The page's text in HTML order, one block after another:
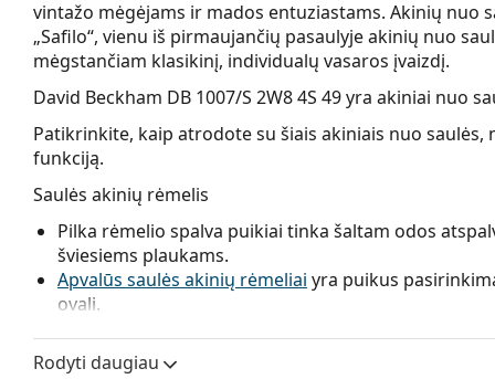
vintažo mėgėjams ir mados entuziastams. Akinių nuo
„Safilo“, vienu iš pirmaujančių pasaulyje akinių nuo
mėgstančiam klasikinį, individualų vasaros įvaizdį.
David Beckham DB 1007/S 2W8 4S 49yra akiniai nuo
Patikrinkite, kaip atrodote su šiais akiniais nuo
funkciją.
Saulės akinių rėmelis
Pilka rėmelio spalva puikiai tinka šaltam odos
šviesiems plaukams.
Apvalūs saulės akinių rėmeliai yra puikus
ovali.
patogų komfortą.
Rodyti daugiau